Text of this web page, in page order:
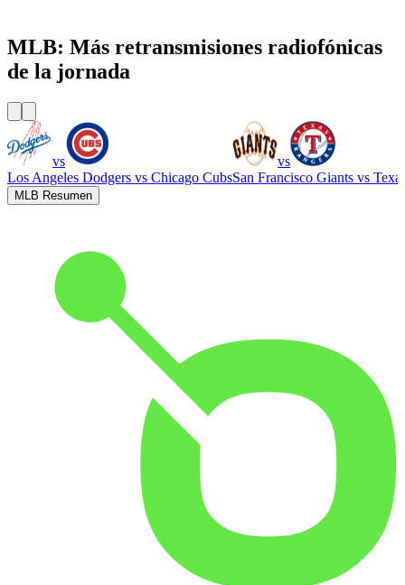
MLB: Más retransmisiones radiofónicas
de la jornada
vs
Los Angeles Dodgers vs Chicago Cubs
vs
San Francisco Giants vs
MLB Resumen